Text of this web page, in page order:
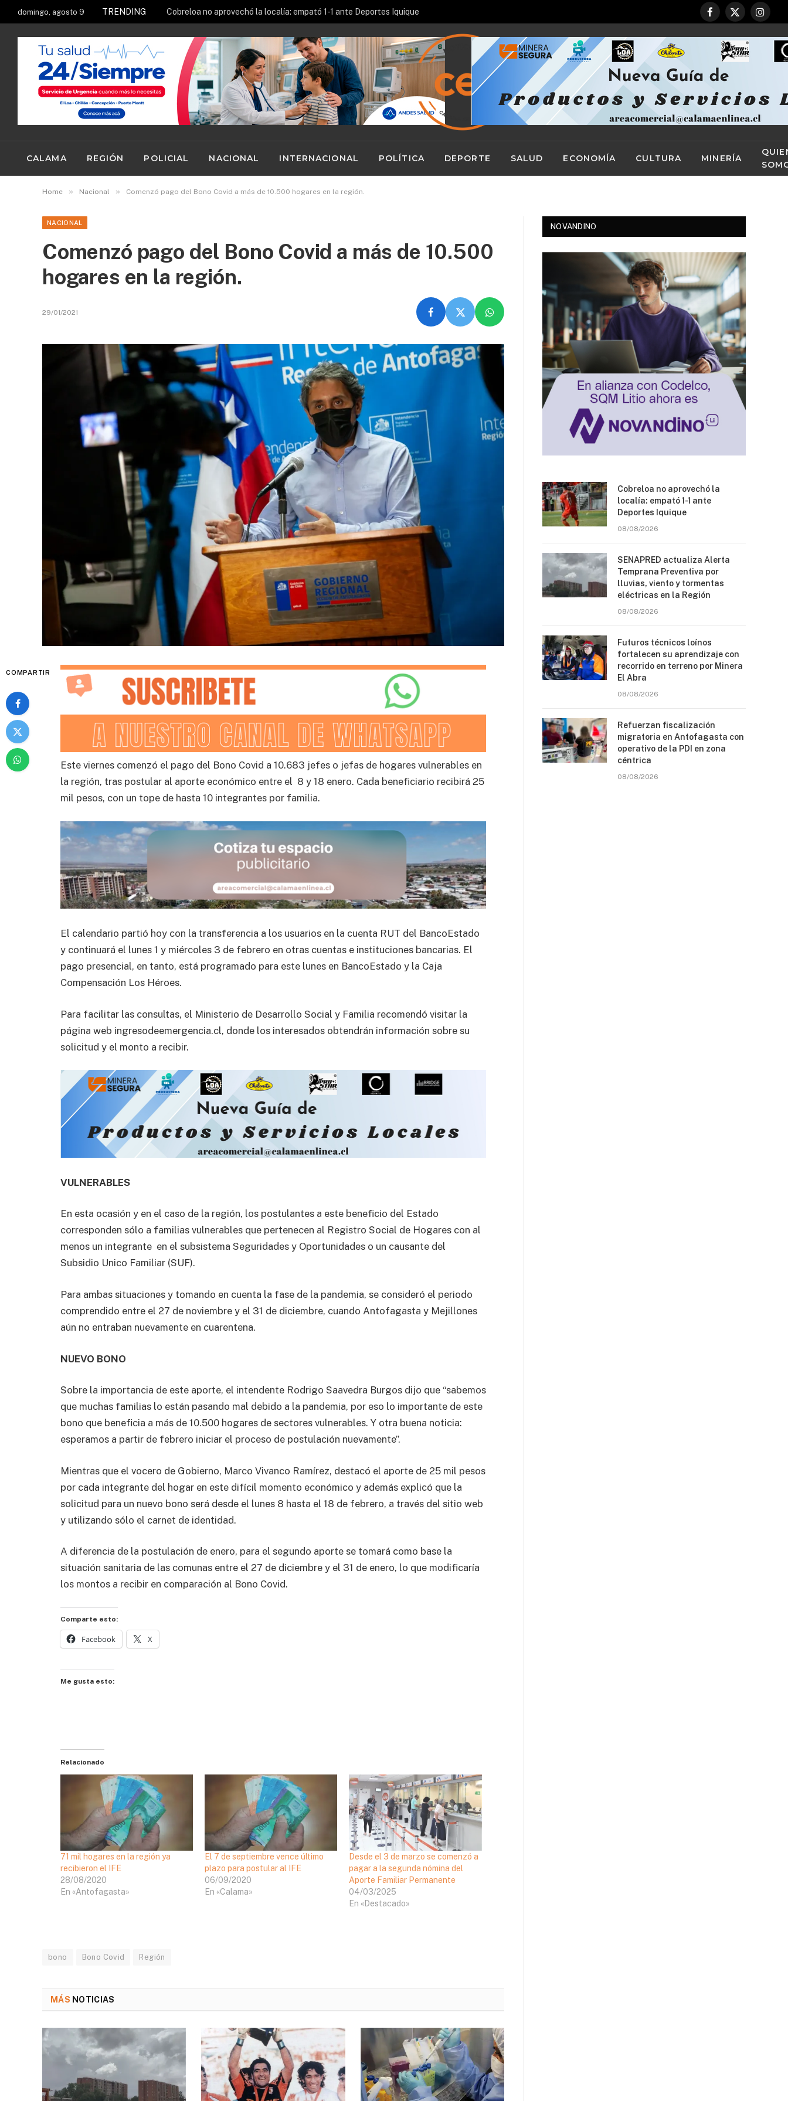
domingo, agosto 9 TRENDING Cobreloa no aprovechó la localía: empató 1-1 ante Deportes Iquique
Facebook
X
CALAMA REGIÓN POLICIAL NACIONAL INTERNACIONAL POLÍTICA DEPORTE SALUD ECONOMÍA CULTURA MINERÍA
Home » Nacional » Comenzó pago del Bono Covid a más de 10.500 hogares en la región.
NACIONAL
Comenzó pago del Bono Covid a más de 10.500
hogares en la región.
29/01/2021
COMPARTIR
Este viernes comenzó el pago del Bono Covid a 10.683 jefes o jefas de hogares vulnerables en
la región, tras postular al aporte económico entre el 8 y 18 enero. Cada beneficiario recibirá 25
mil pesos, con un tope de hasta 10 integrantes por familia.
El calendario partió hoy con la transferencia a los usuarios en la cuenta RUT del BancoEstado
y continuará el lunes 1 y miércoles 3 de febrero en otras cuentas e instituciones bancarias. El
pago presencial, en tanto, está programado para este lunes en BancoEstado y la Caja
Compensación Los Héroes.
Para facilitar las consultas, el Ministerio de Desarrollo Social y Familia recomendó visitar la
página web ingresodeemergencia.cl, donde los interesados obtendrán información sobre su
solicitud y el monto a recibir.
VULNERABLES
En esta ocasión y en el caso de la región, los postulantes a este beneficio del Estado
corresponden sólo a familias vulnerables que pertenecen al Registro Social de Hogares con al
menos un integrante en el subsistema Seguridades y Oportunidades o un causante del
Subsidio Unico Familiar (SUF).
Para ambas situaciones y tomando en cuenta la fase de la pandemia, se consideró el periodo
comprendido entre el 27 de noviembre y el 31 de diciembre, cuando Antofagasta y Mejillones
aún no entraban nuevamente en cuarentena.
NUEVO BONO
Sobre la importancia de este aporte, el intendente Rodrigo Saavedra Burgos dijo que “sabemos
que muchas familias lo están pasando mal debido a la pandemia, por eso lo importante de este
bono que beneficia a más de 10.500 hogares de sectores vulnerables. Y otra buena noticia:
esperamos a partir de febrero iniciar el proceso de postulación nuevamente”.
Mientras que el vocero de Gobierno, Marco Vivanco Ramírez, destacó el aporte de 25 mil pesos
por cada integrante del hogar en este difícil momento económico y además explicó que la
solicitud para un nuevo bono será desde el lunes 8 hasta el 18 de febrero, a través del sitio web
y utilizando sólo el carnet de identidad.
A diferencia de la postulación de enero, para el segundo aporte se tomará como base la
situación sanitaria de las comunas entre el 27 de diciembre y el 31 de enero, lo que modificaría
los montos a recibir en comparación al Bono Covid.
Comparte esto:
Facebook X
Me gusta esto:
Relacionado
71 mil hogares en la región ya
recibieron el IFE
28/08/2020
En «Antofagasta»
El 7 de septiembre vence último
plazo para postular al IFE
06/09/2020
En «Calama»
Desde el 3 de marzo se comenzó a
pagar a la segunda nómina del
Aporte Familiar Permanente
04/03/2025
En «Destacado»
bono Bono Covid Región
MÁS NOTICIAS
NOVANDINO
Cobreloa no aprovechó la
localía: empató 1-1 ante
Deportes Iquique
08/08/2026
SENAPRED actualiza Alerta
Temprana Preventiva por
lluvias, viento y tormentas
eléctricas en la Región
08/08/2026
Futuros técnicos loínos
fortalecen su aprendizaje con
recorrido en terreno por Minera
El Abra
08/08/2026
Refuerzan fiscalización
migratoria en Antofagasta con
operativo de la PDI en zona
céntrica
08/08/2026